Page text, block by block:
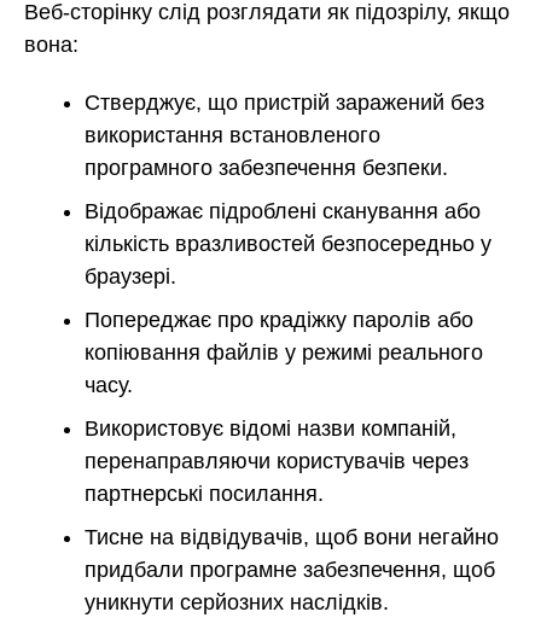
Веб-сторінку слід розглядати як підозрілу, якщо
вона:
Стверджує, що пристрій заражений без
використання встановленого
програмного забезпечення безпеки.
Відображає підроблені сканування або
кількість вразливостей безпосередньо у
браузері.
Попереджає про крадіжку паролів або
копіювання файлів у режимі реального
часу.
Використовує відомі назви компаній,
перенаправляючи користувачів через
партнерські посилання.
Тисне на відвідувачів, щоб вони негайно
придбали програмне забезпечення, щоб
уникнути серйозних наслідків.